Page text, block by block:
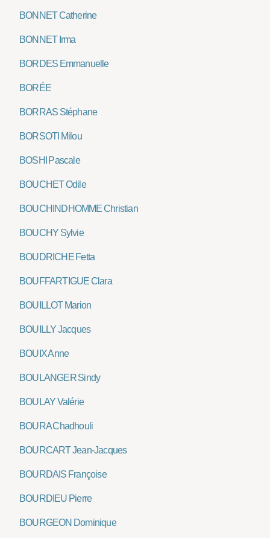
BONNET Catherine
BONNET Irma
BORDES Emmanuelle
BORÉE
BORRAS Stéphane
BORSOTI Milou
BOSHI Pascale
BOUCHET Odile
BOUCHINDHOMME Christian
BOUCHY Sylvie
BOUDRICHE Fetta
BOUFFARTIGUE Clara
BOUILLOT Marion
BOUILLY Jacques
BOUIX Anne
BOULANGER Sindy
BOULAY Valérie
BOURA Chadhouli
BOURCART Jean-Jacques
BOURDAIS Françoise
BOURDIEU Pierre
BOURGEON Dominique